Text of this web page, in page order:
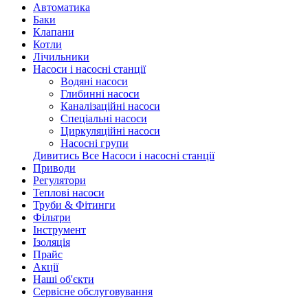
Автоматика
Баки
Клапани
Котли
Лічильники
Насоси і насосні станції
Водяні насоси
Глибинні насоси
Каналізаційні насоси
Спеціальні насоси
Циркуляційні насоси
Насосні групи
Дивитись Все Насоси і насосні станції
Приводи
Регулятори
Теплові насоси
Труби & Фітинги
Фільтри
Інструмент
Ізоляція
Прайс
Акції
Наші об'єкти
Сервісне обслуговування